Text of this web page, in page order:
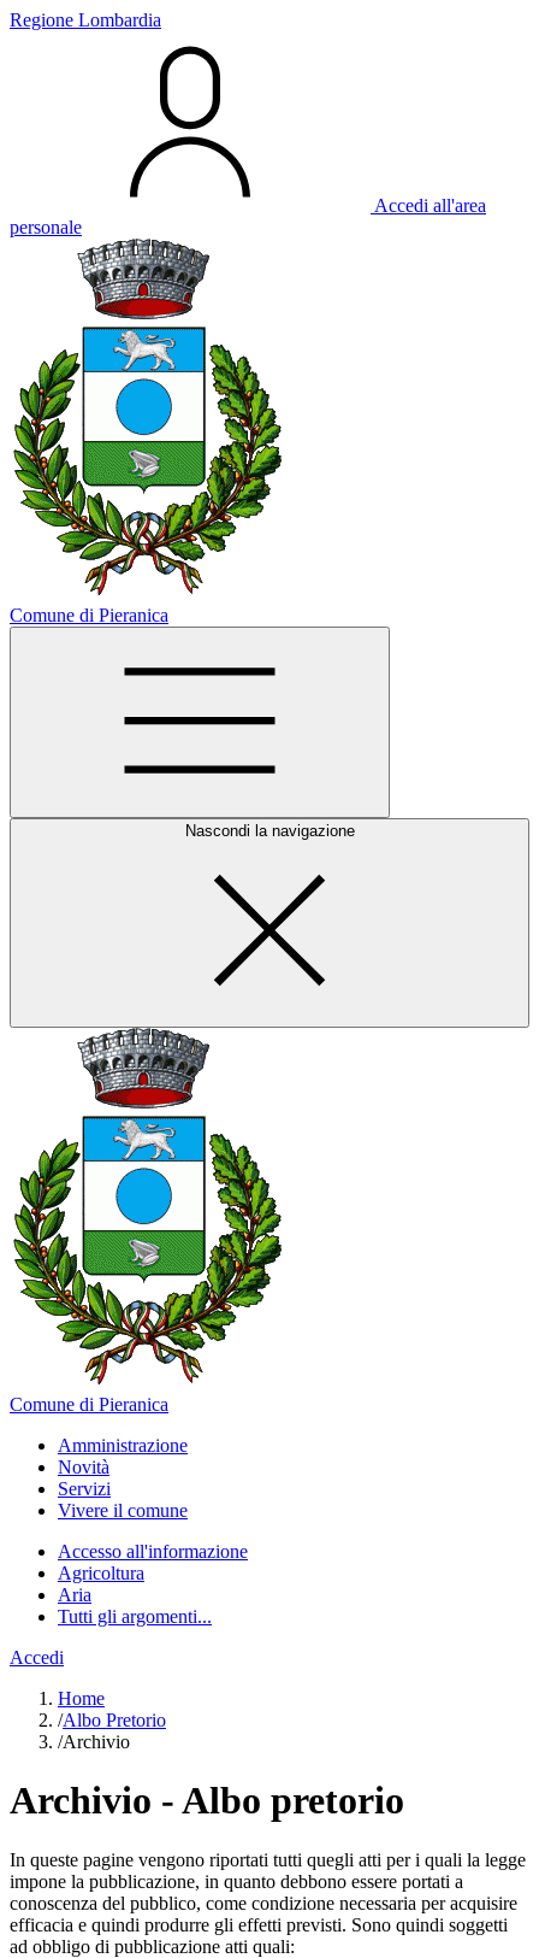
Regione Lombardia
Accedi all'area
personale
Comune di Pieranica
Nascondi la navigazione
Comune di Pieranica
Amministrazione
Novità
Servizi
Vivere il comune
Accesso all'informazione
Agricoltura
Aria
Tutti gli argomenti...
Accedi
Home
/Albo Pretorio
/Archivio
Archivio - Albo pretorio
In queste pagine vengono riportati tutti quegli atti per i quali la legge
impone la pubblicazione, in quanto debbono essere portati a
conoscenza del pubblico, come condizione necessaria per acquisire
efficacia e quindi produrre gli effetti previsti. Sono quindi soggetti
ad obbligo di pubblicazione atti quali: